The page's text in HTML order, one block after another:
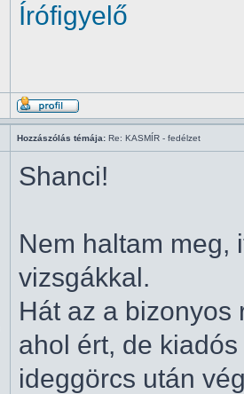
Írófigyelő
Hozzászólás témája: Re: KASMÍR - fedélzet
Shanci!
Nem haltam meg,
vizsgákkal.
Hát az a bizonyos
ahol ért, de
ideggörcs után